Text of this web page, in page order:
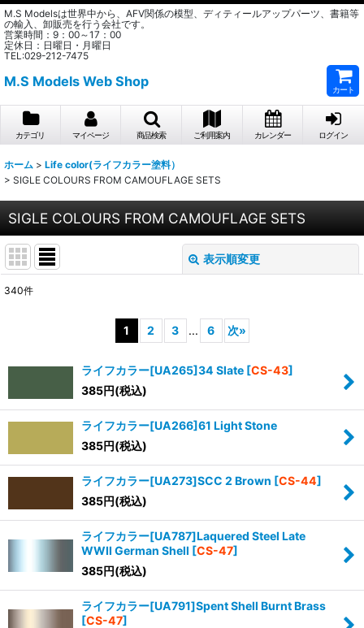
M.S Modelsは世界中から、AFV関係の模型、ディティールアップパーツ、書籍等
の輸入、卸販売を行う会社です。
営業時間：9：00～17：00
定休日：日曜日・月曜日
TEL:029-212-7475
M.S Models Web Shop
カート
カテゴリ マイページ 商品検索 ご利用案内 カレンダー ログイン
ホーム > Life color(ライフカラー塗料）
> SIGLE COLOURS FROM CAMOUFLAGE SETS
SIGLE COLOURS FROM CAMOUFLAGE SETS
表示順変更
絞り込む
340件
1 2 3 ... 6 次»
ライフカラー[UA265]34 Slate [CS-43]
385円(税込)
ライフカラー[UA266]61 Light Stone
385円(税込)
ライフカラー[UA273]SCC 2 Brown [CS-44]
385円(税込)
ライフカラー[UA787]Laquered Steel Late
WWII German Shell [CS-47]
385円(税込)
ライフカラー[UA791]Spent Shell Burnt Brass
[CS-47]